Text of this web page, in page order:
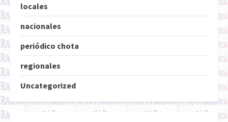
locales
nacionales
periódico chota
regionales
Uncategorized